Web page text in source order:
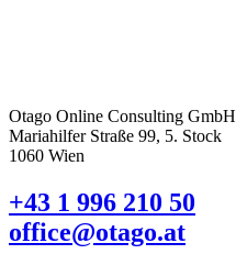
Otago Online Consulting GmbH
Mariahilfer Straße 99, 5. Stock
1060 Wien
+43 1 996 210 50
office@otago.at